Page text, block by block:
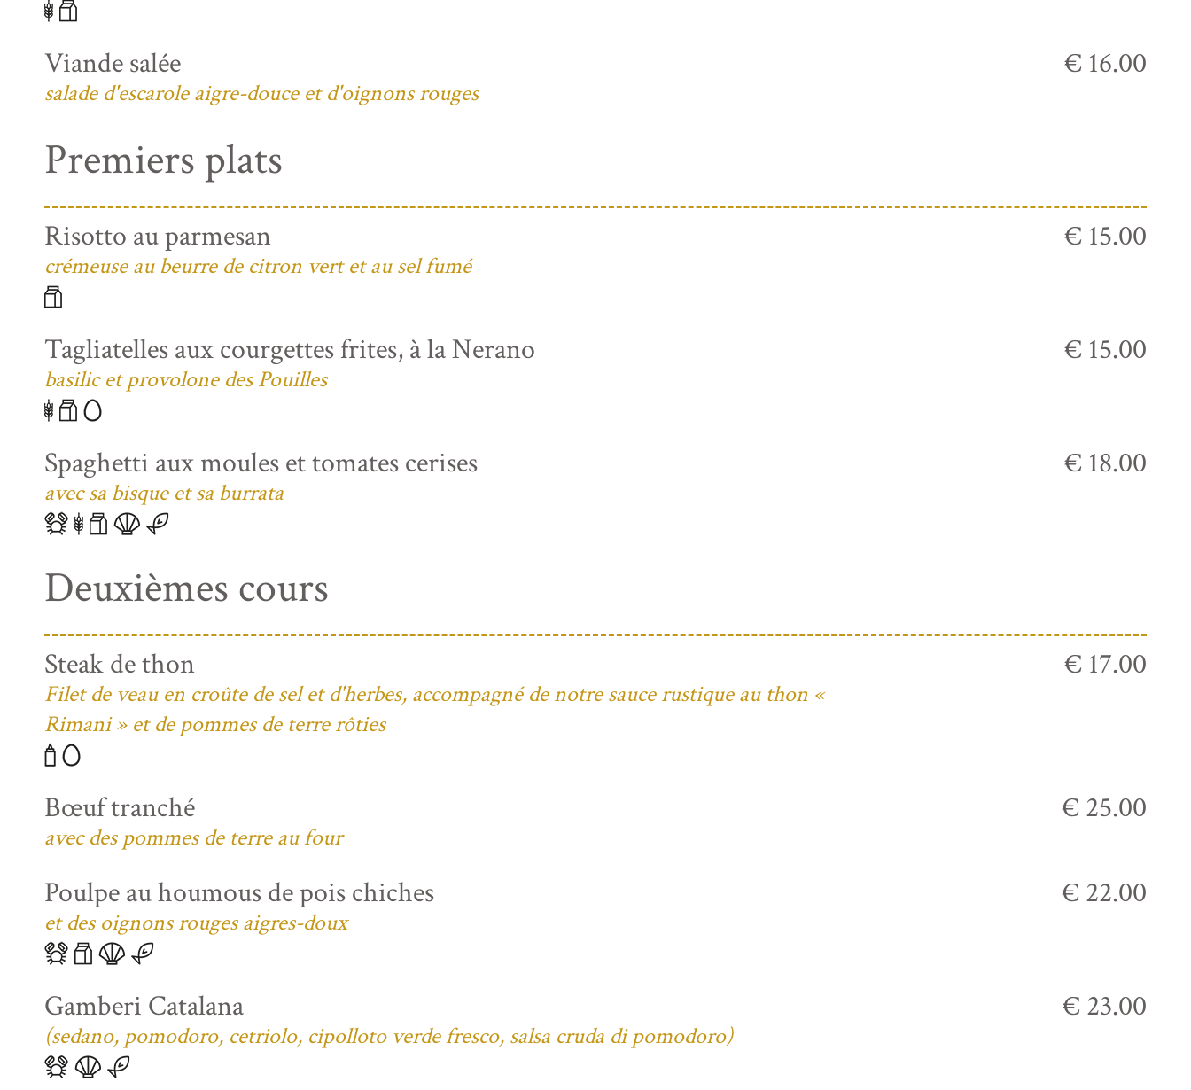
Viande salée
salade d'escarole aigre-douce et d'oignons rouges
€ 16.00
Premiers plats
Risotto au parmesan
crémeuse au beurre de citron vert et au sel fumé
€ 15.00
Tagliatelles aux courgettes frites, à la Nerano
basilic et provolone des Pouilles
€ 15.00
Spaghetti aux moules et tomates cerises
avec sa bisque et sa burrata
€ 18.00
Deuxièmes cours
Steak de thon
Filet de veau en croûte de sel et d'herbes, accompagné de notre sauce rustique au thon «
Rimani » et de pommes de terre rôties
€ 17.00
Bœuf tranché
avec des pommes de terre au four
€ 25.00
Poulpe au houmous de pois chiches
et des oignons rouges aigres-doux
€ 22.00
Gamberi Catalana
(sedano, pomodoro, cetriolo, cipolloto verde fresco, salsa cruda di pomodoro)
€ 23.00